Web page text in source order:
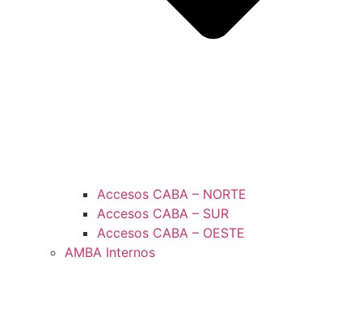
Accesos CABA – NORTE
Accesos CABA – SUR
Accesos CABA – OESTE
AMBA Internos